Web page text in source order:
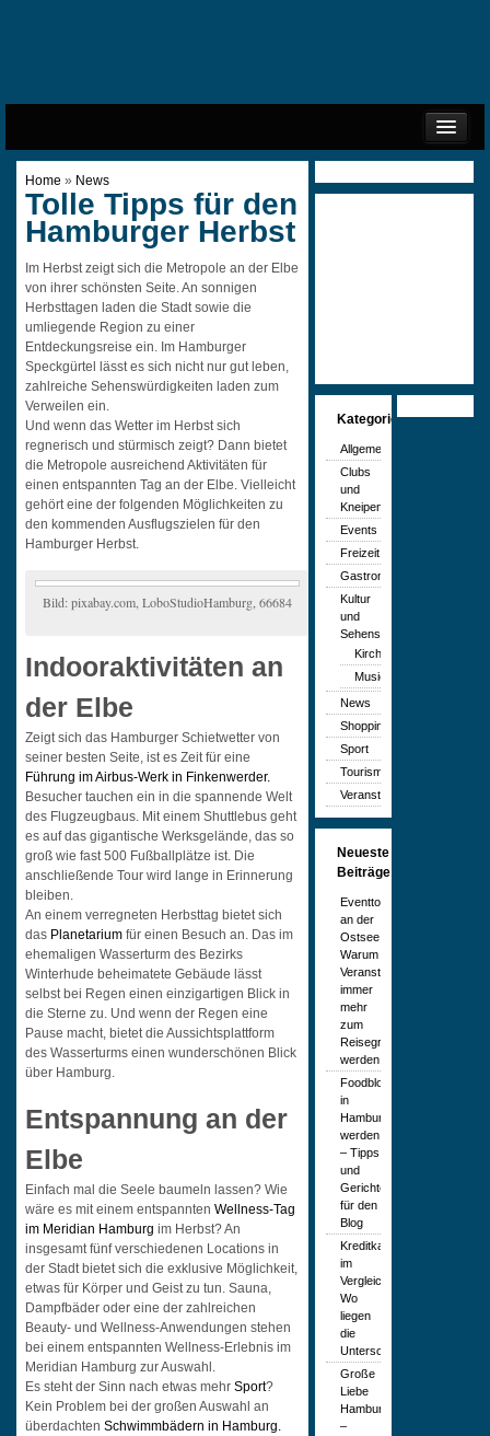
DATENSCHUTZ
COOKIE-RICHTLINIE (EU)
Home » News
Tolle Tipps für den
Hamburger Herbst
Im Herbst zeigt sich die Metropole an der Elbe
von ihrer schönsten Seite. An sonnigen
Herbsttagen laden die Stadt sowie die
umliegende Region zu einer
Entdeckungsreise ein. Im Hamburger
Speckgürtel lässt es sich nicht nur gut leben,
zahlreiche Sehenswürdigkeiten laden zum
Verweilen ein.
Und wenn das Wetter im Herbst sich
regnerisch und stürmisch zeigt? Dann bietet
die Metropole ausreichend Aktivitäten für
einen entspannten Tag an der Elbe. Vielleicht
gehört eine der folgenden Möglichkeiten zu
den kommenden Ausflugszielen für den
Hamburger Herbst.
Bild: pixabay.com, LoboStudioHamburg, 66684
Indooraktivitäten an
der Elbe
Zeigt sich das Hamburger Schietwetter von
seiner besten Seite, ist es Zeit für eine
Führung im Airbus-Werk in Finkenwerder.
Besucher tauchen ein in die spannende Welt
des Flugzeugbaus. Mit einem Shuttlebus geht
es auf das gigantische Werksgelände, das so
groß wie fast 500 Fußballplätze ist. Die
anschließende Tour wird lange in Erinnerung
bleiben.
An einem verregneten Herbsttag bietet sich
das Planetarium für einen Besuch an. Das im
ehemaligen Wasserturm des Bezirks
Winterhude beheimatete Gebäude lässt
selbst bei Regen einen einzigartigen Blick in
die Sterne zu. Und wenn der Regen eine
Pause macht, bietet die Aussichtsplattform
des Wasserturms einen wunderschönen Blick
über Hamburg.
Entspannung an der
Elbe
Einfach mal die Seele baumeln lassen? Wie
wäre es mit einem entspanntenWellness-Tag
im Meridian Hamburg im Herbst? An
insgesamt fünf verschiedenen Locations in
der Stadt bietet sich die exklusive Möglichkeit,
etwas für Körper und Geist zu tun. Sauna,
Dampfbäder oder eine der zahlreichen
Beauty- und Wellness-Anwendungen stehen
bei einem entspannten Wellness-Erlebnis im
Meridian Hamburg zur Auswahl.
Es steht der Sinn nach etwas mehrSport?
Kein Problem bei der großen Auswahl an
überdachtenSchwimmbädern in Hamburg.
Kategorien
Allgemein
Clubs
und
Kneipen
Events
Freizeit
Gastronomie
Kultur
und
Sehenswürdigkeiten
Kirchen
Musicals
News
Shopping
Sport
Tourismus
Veranstaltungen
Neueste
Beiträge
Eventtourismus
an der
Ostsee:
Warum
Veranstaltungen
immer
mehr
zum
Reisegrund
werden
Foodblogger
in
Hamburg
werden
– Tipps
und
Gerichte
für den
Blog
Kreditkartenarten
im
Vergleich:
Wo
liegen
die
Unterschiede?
Große
Liebe
Hamburg
–